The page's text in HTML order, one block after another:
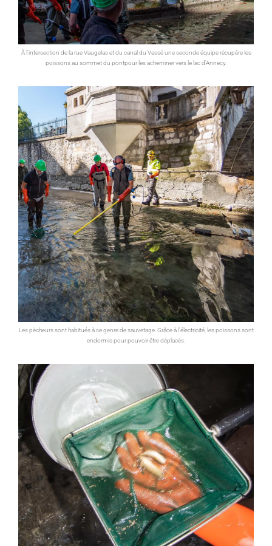
À l’intersection de la rue Vaugelas et du canal du Vassé une seconde équipe récupère les
poissons au sommet du pontpour les acheminer vers le lac d'Annecy.
Les pécheurs sont habitués à ce genre de sauvetage. Grâce à l’électricité, les poissons sont
endormis pour pouvoir être déplacés.